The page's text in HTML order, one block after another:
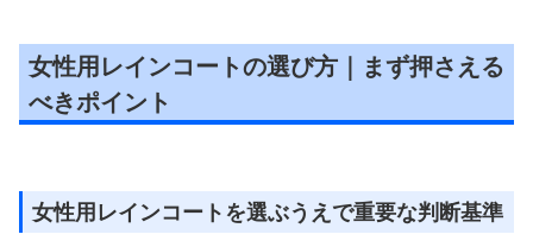
女性用レインコートの選び方｜まず押さえる
べきポイント
女性用レインコートを選ぶうえで重要な判断基準